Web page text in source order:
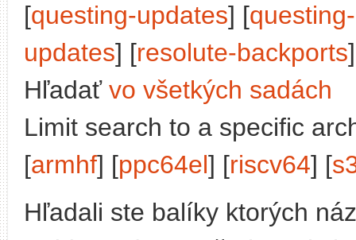
[questing-updates] [
updates] [resolute-backports
Hľadať vo všetkých sadách
Limit search to a specific
[armhf] [ppc64el] [riscv64] [
Hľadali ste balíky ktorých